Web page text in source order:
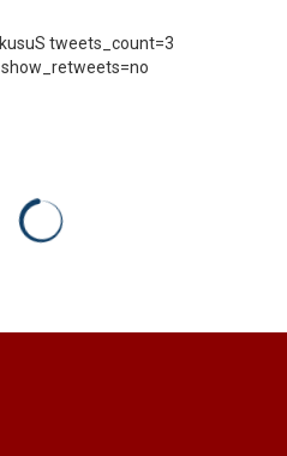
tweets_count=3